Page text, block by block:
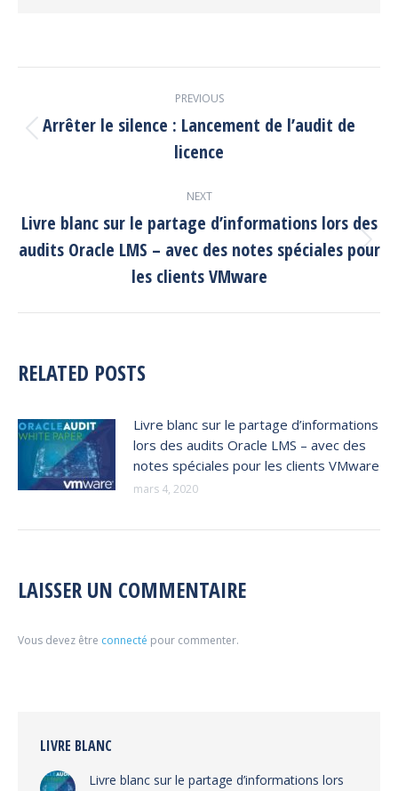
NAVIGATION
PREVIOUS
Previous
post:
Arrêter le silence : Lancement de l’audit de
licence
NEXT
Next
post:
Livre blanc sur le partage d’informations lors des
audits Oracle LMS – avec des notes spéciales pour
les clients VMware
RELATED POSTS
Livre blanc sur le partage d’informations
lors des audits Oracle LMS – avec des
notes spéciales pour les clients VMware
mars 4, 2020
LAISSER UN COMMENTAIRE
Vous devez être connecté pour commenter.
LIVRE BLANC
Livre blanc sur le partage d’informations lors